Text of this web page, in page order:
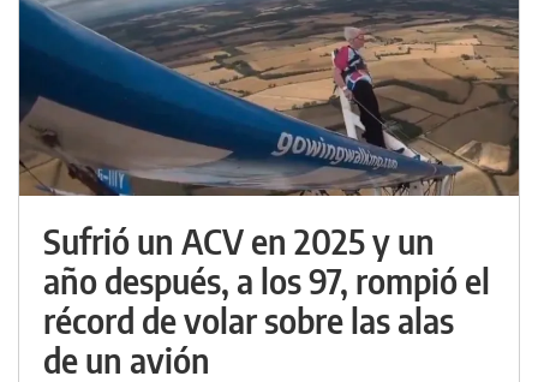
Sufrió un ACV en 2025 y un
año después, a los 97, rompió el
récord de volar sobre las alas
de un avión